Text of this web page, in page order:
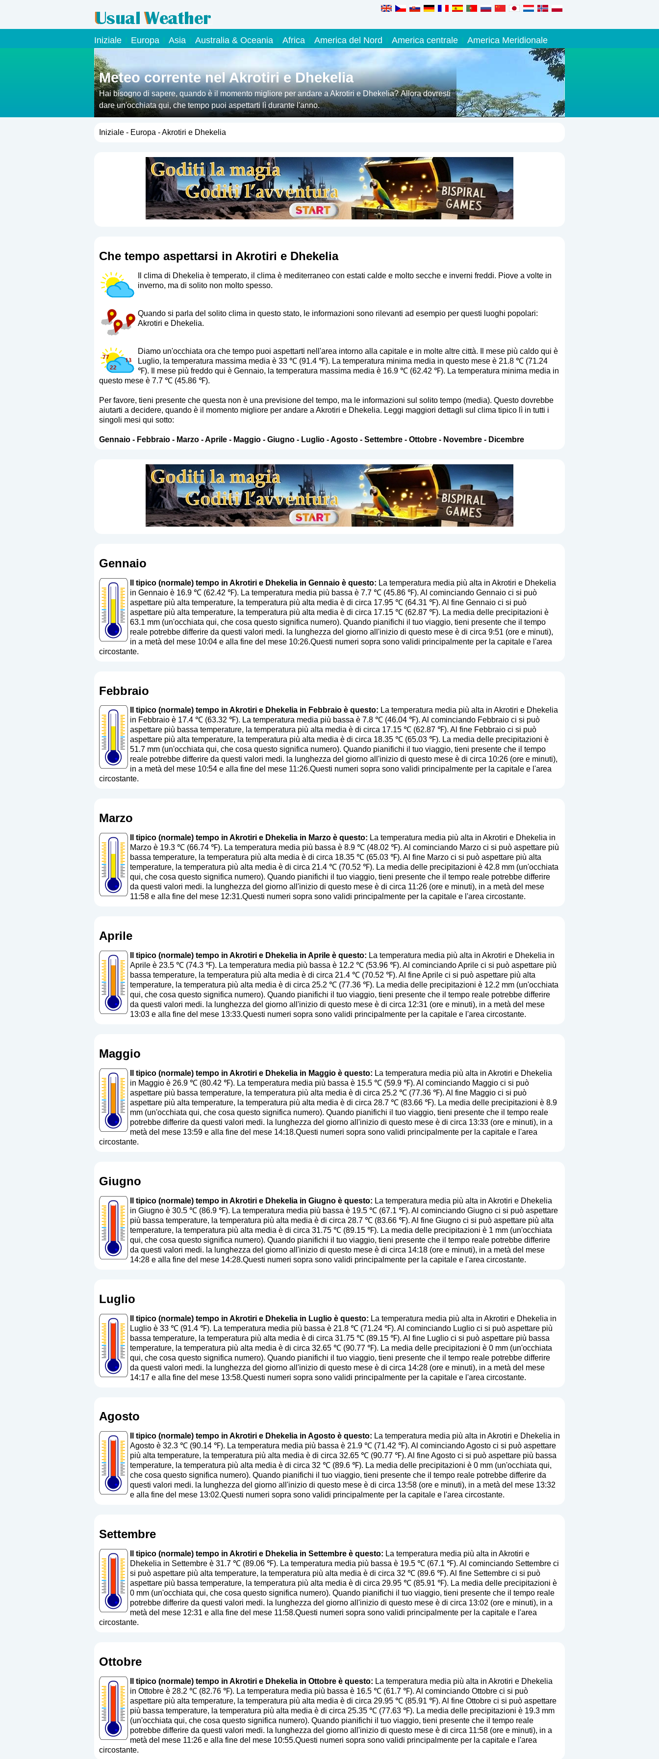
Iniziale Europa Asia Australia & Oceania Africa America del Nord America centrale America Meridionale
Meteo corrente nel Akrotiri e Dhekelia
Hai bisogno di sapere, quando è il momento migliore per andare a Akrotiri e Dhekelia? Allora dovresti
dare un'occhiata qui, che tempo puoi aspettarti lì durante l'anno.
Iniziale- Europa - Akrotiri e Dhekelia
Che tempo aspettarsi in Akrotiri e Dhekelia
Il clima di Dhekelia è temperato, il clima è mediterraneo con estati calde e molto secche e inverni freddi. Piove a volte in
inverno, ma di solito non molto spesso.
Quando si parla del solito clima in questo stato, le informazioni sono rilevanti ad esempio per questi luoghi popolari:
Akrotiri e Dhekelia.
Diamo un'occhiata ora che tempo puoi aspettarti nell'area intorno alla capitale e in molte altre città. Il mese più caldo qui è
Luglio, la temperatura massima media è 33 ℃ (91.4 ℉). La temperatura minima media in questo mese è 21.8 ℃ (71.24
℉). Il mese più freddo qui è Gennaio, la temperatura massima media è 16.9 ℃ (62.42 ℉). La temperatura minima media in
questo mese è 7.7 ℃ (45.86 ℉).
Per favore, tieni presente che questa non è una previsione del tempo, ma le informazioni sul solito tempo (media). Questo dovrebbe
aiutarti a decidere, quando è il momento migliore per andare a Akrotiri e Dhekelia. Leggi maggiori dettagli sul clima tipico lì in tutti i
singoli mesi qui sotto:
Gennaio- Febbraio- Marzo-Aprile- Maggio- Giugno- Luglio-Agosto- Settembre- Ottobre- Novembre- Dicembre
Gennaio
Il tipico (normale) tempo in Akrotiri e Dhekelia in Gennaio è questo: La temperatura media più alta in Akrotiri e Dhekelia
in Gennaio è 16.9 ℃ (62.42 ℉). La temperatura media più bassa è 7.7 ℃ (45.86 ℉). Al cominciando Gennaio ci si può
aspettare più alta temperature, la temperatura più alta media è di circa 17.95 ℃ (64.31 ℉). Al fine Gennaio ci si può
aspettare più alta temperature, la temperatura più alta media è di circa 17.15 ℃ (62.87 ℉). La media delle precipitazioni è
63.1 mm (un'occhiata qui, che cosa questo significa numero). Quando pianifichi il tuo viaggio, tieni presente che il tempo
reale potrebbe differire da questi valori medi. la lunghezza del giorno all'inizio di questo mese è di circa 9:51 (ore e minuti),
in a metà del mese 10:04 e alla fine del mese 10:26.Questi numeri sopra sono validi principalmente per la capitale e l'area
circostante.
Febbraio
Il tipico (normale) tempo in Akrotiri e Dhekelia in Febbraio è questo: La temperatura media più alta in Akrotiri e Dhekelia
in Febbraio è 17.4 ℃ (63.32 ℉). La temperatura media più bassa è 7.8 ℃ (46.04 ℉). Al cominciando Febbraio ci si può
aspettare più bassa temperature, la temperatura più alta media è di circa 17.15 ℃ (62.87 ℉). Al fine Febbraio ci si può
aspettare più alta temperature, la temperatura più alta media è di circa 18.35 ℃ (65.03 ℉). La media delle precipitazioni è
51.7 mm (un'occhiata qui, che cosa questo significa numero). Quando pianifichi il tuo viaggio, tieni presente che il tempo
reale potrebbe differire da questi valori medi. la lunghezza del giorno all'inizio di questo mese è di circa 10:26 (ore e minuti),
in a metà del mese 10:54 e alla fine del mese 11:26.Questi numeri sopra sono validi principalmente per la capitale e l'area
circostante.
Marzo
Il tipico (normale) tempo in Akrotiri e Dhekelia in Marzo è questo: La temperatura media più alta in Akrotiri e Dhekelia in
Marzo è 19.3 ℃ (66.74 ℉). La temperatura media più bassa è 8.9 ℃ (48.02 ℉). Al cominciando Marzo ci si può aspettare più
bassa temperature, la temperatura più alta media è di circa 18.35 ℃ (65.03 ℉). Al fine Marzo ci si può aspettare più alta
temperature, la temperatura più alta media è di circa 21.4 ℃ (70.52 ℉). La media delle precipitazioni è 42.8 mm (un'occhiata
qui, che cosa questo significa numero). Quando pianifichi il tuo viaggio, tieni presente che il tempo reale potrebbe differire
da questi valori medi. la lunghezza del giorno all'inizio di questo mese è di circa 11:26 (ore e minuti), in a metà del mese
11:58 e alla fine del mese 12:31.Questi numeri sopra sono validi principalmente per la capitale e l'area circostante.
Aprile
Il tipico (normale) tempo in Akrotiri e Dhekelia in Aprile è questo: La temperatura media più alta in Akrotiri e Dhekelia in
Aprile è 23.5 ℃ (74.3 ℉). La temperatura media più bassa è 12.2 ℃ (53.96 ℉). Al cominciando Aprile ci si può aspettare più
bassa temperature, la temperatura più alta media è di circa 21.4 ℃ (70.52 ℉). Al fine Aprile ci si può aspettare più alta
temperature, la temperatura più alta media è di circa 25.2 ℃ (77.36 ℉). La media delle precipitazioni è 12.2 mm (un'occhiata
qui, che cosa questo significa numero). Quando pianifichi il tuo viaggio, tieni presente che il tempo reale potrebbe differire
da questi valori medi. la lunghezza del giorno all'inizio di questo mese è di circa 12:31 (ore e minuti), in a metà del mese
13:03 e alla fine del mese 13:33.Questi numeri sopra sono validi principalmente per la capitale e l'area circostante.
Maggio
Il tipico (normale) tempo in Akrotiri e Dhekelia in Maggio è questo: La temperatura media più alta in Akrotiri e Dhekelia
in Maggio è 26.9 ℃ (80.42 ℉). La temperatura media più bassa è 15.5 ℃ (59.9 ℉). Al cominciando Maggio ci si può
aspettare più bassa temperature, la temperatura più alta media è di circa 25.2 ℃ (77.36 ℉). Al fine Maggio ci si può
aspettare più alta temperature, la temperatura più alta media è di circa 28.7 ℃ (83.66 ℉). La media delle precipitazioni è 8.9
mm (un'occhiata qui, che cosa questo significa numero). Quando pianifichi il tuo viaggio, tieni presente che il tempo reale
potrebbe differire da questi valori medi. la lunghezza del giorno all'inizio di questo mese è di circa 13:33 (ore e minuti), in a
metà del mese 13:59 e alla fine del mese 14:18.Questi numeri sopra sono validi principalmente per la capitale e l'area
circostante.
Giugno
Il tipico (normale) tempo in Akrotiri e Dhekelia in Giugno è questo: La temperatura media più alta in Akrotiri e Dhekelia
in Giugno è 30.5 ℃ (86.9 ℉). La temperatura media più bassa è 19.5 ℃ (67.1 ℉). Al cominciando Giugno ci si può aspettare
più bassa temperature, la temperatura più alta media è di circa 28.7 ℃ (83.66 ℉). Al fine Giugno ci si può aspettare più alta
temperature, la temperatura più alta media è di circa 31.75 ℃ (89.15 ℉). La media delle precipitazioni è 1 mm (un'occhiata
qui, che cosa questo significa numero). Quando pianifichi il tuo viaggio, tieni presente che il tempo reale potrebbe differire
da questi valori medi. la lunghezza del giorno all'inizio di questo mese è di circa 14:18 (ore e minuti), in a metà del mese
14:28 e alla fine del mese 14:28.Questi numeri sopra sono validi principalmente per la capitale e l'area circostante.
Luglio
Il tipico (normale) tempo in Akrotiri e Dhekelia in Luglio è questo: La temperatura media più alta in Akrotiri e Dhekelia in
Luglio è 33 ℃ (91.4 ℉). La temperatura media più bassa è 21.8 ℃ (71.24 ℉). Al cominciando Luglio ci si può aspettare più
bassa temperature, la temperatura più alta media è di circa 31.75 ℃ (89.15 ℉). Al fine Luglio ci si può aspettare più bassa
temperature, la temperatura più alta media è di circa 32.65 ℃ (90.77 ℉). La media delle precipitazioni è 0 mm (un'occhiata
qui, che cosa questo significa numero). Quando pianifichi il tuo viaggio, tieni presente che il tempo reale potrebbe differire
da questi valori medi. la lunghezza del giorno all'inizio di questo mese è di circa 14:28 (ore e minuti), in a metà del mese
14:17 e alla fine del mese 13:58.Questi numeri sopra sono validi principalmente per la capitale e l'area circostante.
Agosto
Il tipico (normale) tempo in Akrotiri e Dhekelia in Agosto è questo: La temperatura media più alta in Akrotiri e Dhekelia in
Agosto è 32.3 ℃ (90.14 ℉). La temperatura media più bassa è 21.9 ℃ (71.42 ℉). Al cominciando Agosto ci si può aspettare
più alta temperature, la temperatura più alta media è di circa 32.65 ℃ (90.77 ℉). Al fine Agosto ci si può aspettare più bassa
temperature, la temperatura più alta media è di circa 32 ℃ (89.6 ℉). La media delle precipitazioni è 0 mm (un'occhiata qui,
che cosa questo significa numero). Quando pianifichi il tuo viaggio, tieni presente che il tempo reale potrebbe differire da
questi valori medi. la lunghezza del giorno all'inizio di questo mese è di circa 13:58 (ore e minuti), in a metà del mese 13:32
e alla fine del mese 13:02.Questi numeri sopra sono validi principalmente per la capitale e l'area circostante.
Settembre
Il tipico (normale) tempo in Akrotiri e Dhekelia in Settembre è questo: La temperatura media più alta in Akrotiri e
Dhekelia in Settembre è 31.7 ℃ (89.06 ℉). La temperatura media più bassa è 19.5 ℃ (67.1 ℉). Al cominciando Settembre ci
si può aspettare più alta temperature, la temperatura più alta media è di circa 32 ℃ (89.6 ℉). Al fine Settembre ci si può
aspettare più bassa temperature, la temperatura più alta media è di circa 29.95 ℃ (85.91 ℉). La media delle precipitazioni è
0 mm (un'occhiata qui, che cosa questo significa numero). Quando pianifichi il tuo viaggio, tieni presente che il tempo reale
potrebbe differire da questi valori medi. la lunghezza del giorno all'inizio di questo mese è di circa 13:02 (ore e minuti), in a
metà del mese 12:31 e alla fine del mese 11:58.Questi numeri sopra sono validi principalmente per la capitale e l'area
circostante.
Ottobre
Il tipico (normale) tempo in Akrotiri e Dhekelia in Ottobre è questo: La temperatura media più alta in Akrotiri e Dhekelia
in Ottobre è 28.2 ℃ (82.76 ℉). La temperatura media più bassa è 16.5 ℃ (61.7 ℉). Al cominciando Ottobre ci si può
aspettare più alta temperature, la temperatura più alta media è di circa 29.95 ℃ (85.91 ℉). Al fine Ottobre ci si può aspettare
più bassa temperature, la temperatura più alta media è di circa 25.35 ℃ (77.63 ℉). La media delle precipitazioni è 19.3 mm
(un'occhiata qui, che cosa questo significa numero). Quando pianifichi il tuo viaggio, tieni presente che il tempo reale
potrebbe differire da questi valori medi. la lunghezza del giorno all'inizio di questo mese è di circa 11:58 (ore e minuti), in a
metà del mese 11:26 e alla fine del mese 10:55.Questi numeri sopra sono validi principalmente per la capitale e l'area
circostante.